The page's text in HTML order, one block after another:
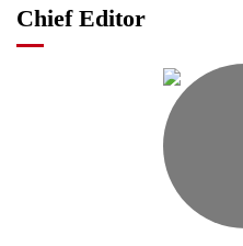
Chief Editor